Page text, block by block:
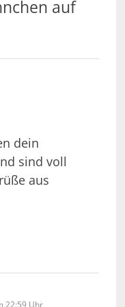
auf
dein
sind voll
aus
22:59 Uhr